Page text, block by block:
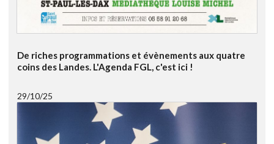
De riches programmations et évènements aux quatre
coins des Landes. L'Agenda FGL, c'est ici !
29/10/25